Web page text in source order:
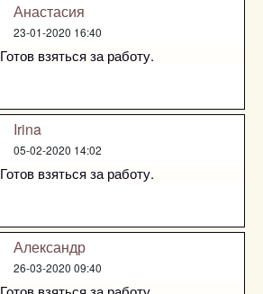
Анастасия
23-01-2020 16:40
Готов взяться за работу.
Irina
05-02-2020 14:02
Готов взяться за работу.
Александр
26-03-2020 09:40